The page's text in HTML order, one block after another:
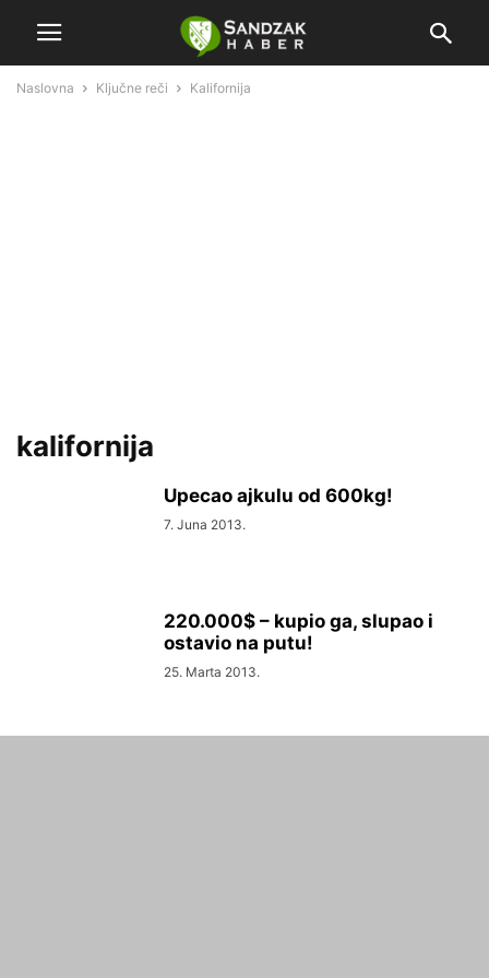
Naslovna Ključne reči Kalifornija
kalifornija
Upecao ajkulu od 600kg!
7. Juna 2013.
220.000$ – kupio ga, slupao i
ostavio na putu!
25. Marta 2013.